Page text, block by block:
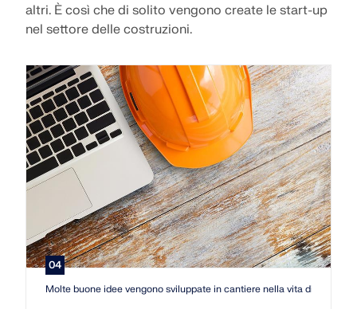
altri. È così che di solito vengono create le start-up
nel settore delle costruzioni.
04
Molte buone idee vengono sviluppate in cantiere nella vita di tutti i